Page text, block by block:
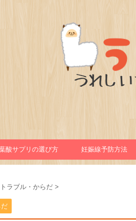
酸サプリの選び方 妊娠線予防方法
ラブル・からだ >